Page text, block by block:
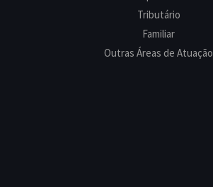
Tributário
Familiar
Outras Áreas de Atuação